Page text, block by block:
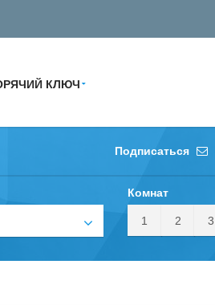
КЛЮЧ
Подписаться
Комнат
1 2 3